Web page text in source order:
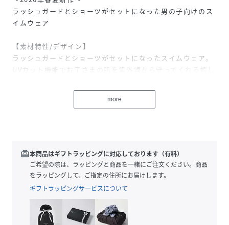
ラッシュガードとショーツがセットになった男の子向けのス
イムウェア
【素材特性/デザイン】
ラッシュガードとショーツがセットになったスイムウェア。
UVカット機能でお子さまの肌を紫外線から守ってくれる嬉し
イエローは胸元にジンベイザメ、パンツはノコギリザメ・メ
ジロザメ・ジンベイザメが迷彩柄のようにプリントされたデ
元気なキッズにぴったりなポップなカラー展開で、視認性も
確保しやすい2色でご用意しています！
【シーン】
プールや海水浴はもちろん、ショーツは水陸両用も可能なの
でキャンプやBBQなどのアウトドアにもおすすめ！
more
redeem本商品はギフトラッピングに対応しております（有料）
ご希望の際は、ラッピングと商品を一緒にご注文ください。商品
をラッピングして、ご指定の住所にお届けします。
ギフトラッピングサービスについて